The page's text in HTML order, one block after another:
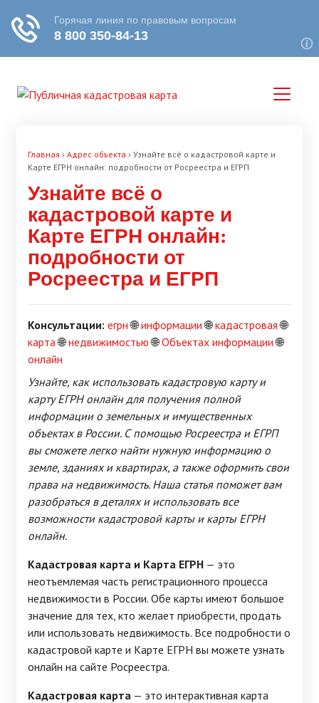
Главная › Адрес объекта › Узнайте всё о кадастровой карте и
Карте ЕГРН онлайн: подробности от Росреестра и ЕГРП
Узнайте всё о
кадастровой карте и
Карте ЕГРН онлайн:
подробности от
Росреестра и ЕГРП
Консультации: егрн🌐информации🌐кадастровая🌐
карта🌐недвижимостью🌐Объектах информации🌐
онлайн
Узнайте, как использовать кадастровую карту и
карту ЕГРН онлайн для получения полной
информации о земельных и имущественных
объектах в России. С помощью Росреестра и ЕГРП
вы сможете легко найти нужную информацию о
земле, зданиях и квартирах, а также оформить свои
права на недвижимость. Наша статья поможет вам
разобраться в деталях и использовать все
возможности кадастровой карты и карты ЕГРН
онлайн.
Кадастровая карта и Карта ЕГРН — это
неотъемлемая часть регистрационного процесса
недвижимости в России. Обе карты имеют большое
значение для тех, кто желает приобрести, продать
или использовать недвижимость. Все подробности о
кадастровой карте и Карте ЕГРН вы можете узнать
онлайн на сайте Росреестра.
Кадастровая карта — это интерактивная карта